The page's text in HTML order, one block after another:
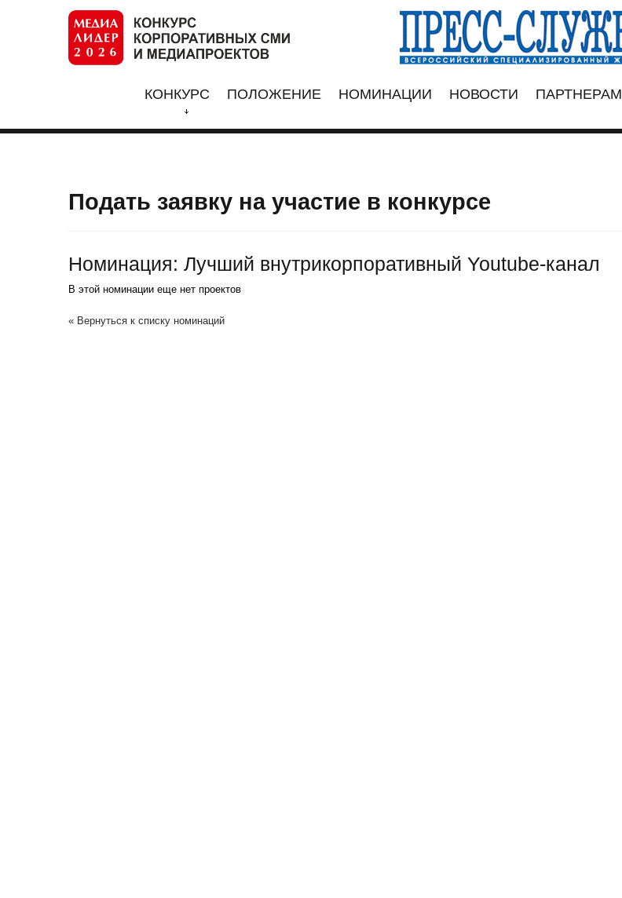
КОНКУРС ПОЛОЖЕНИЕ НОМИНАЦИИ НОВОСТИ ПАРТНЕРАМ
Подать заявку на участие в конкурсе
Номинация: Лучший внутрикорпоративный Youtube-канал
В этой номинации еще нет проектов
« Вернуться к списку номинаций